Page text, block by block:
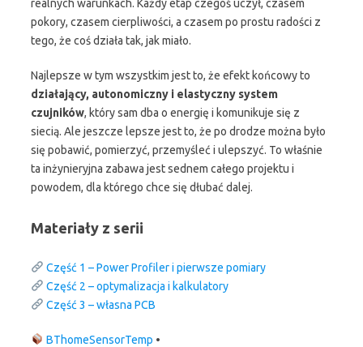
realnych warunkach. Każdy etap czegoś uczył, czasem
pokory, czasem cierpliwości, a czasem po prostu radości z
tego, że coś działa tak, jak miało.
Najlepsze w tym wszystkim jest to, że efekt końcowy to
działający, autonomiczny i elastyczny system
czujników, który sam dba o energię i komunikuje się z
siecią. Ale jeszcze lepsze jest to, że po drodze można było
się pobawić, pomierzyć, przemyśleć i ulepszyć. To właśnie
ta inżynieryjna zabawa jest sednem całego projektu i
powodem, dla którego chce się dłubać dalej.
Materiały z serii
Część 1 – Power Profiler i pierwsze pomiary
Część 2 – optymalizacja i kalkulatory
Część 3 – własna PCB
BThomeSensorTemp •